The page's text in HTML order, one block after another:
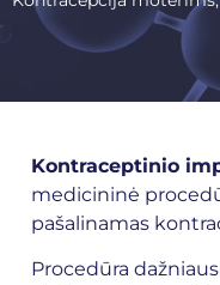
Kontraceptinio
medicininė
pašalinamas
Procedūra